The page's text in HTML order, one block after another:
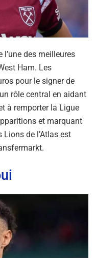
des meilleures
Ham. Les
pour le signer de
rôle central en aidant
à remporter la Ligue
et marquant
de l’Atlas est